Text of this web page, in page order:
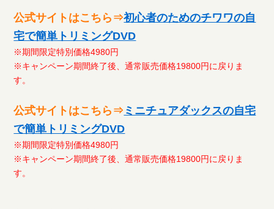
公式サイトはこちら⇒初心者のためのチワワの自
宅で簡単トリミングDVD
※期間限定特別価格4980円
※キャンペーン期間終了後、通常販売価格19800円に戻りま
す。
公式サイトはこちら⇒ ミニチュアダックスの自宅
で簡単トリミングDVD
※期間限定特別価格4980円
※キャンペーン期間終了後、通常販売価格19800円に戻りま
す。